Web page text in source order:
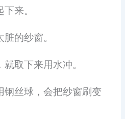
来。
的纱窗。
取下来用水冲。
钢丝球，会把纱窗刷变